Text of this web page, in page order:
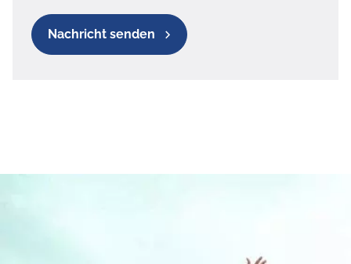
Nachricht senden